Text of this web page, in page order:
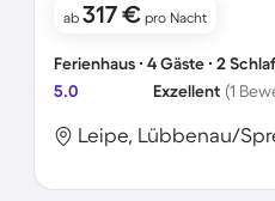
ab 317 € pro Nacht
Ferienhaus ∙ 4 Gäste ∙ 2
5.0
Exzellent (1